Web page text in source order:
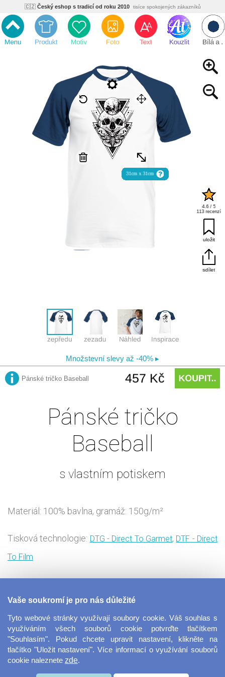
🇨🇿 Český eshop s tradicí od roku 2010 tisíce spokojených zákazníků
Ekologický a zdravotně nezávadný žádná čína, barvy s certifikáty
💡Inovativní výroba vlastní vývoj, nejnovější technologie
Rychlé dodání expedujeme do 24h
Kvalita pod kontrolou jsme přímý výrobce, žádný zprostředkovatel
Český eshop s tradicí od roku 2010 tisíce spokojených zákazníků
Pánské tričko
Baseball
s vlastním potiskem
Materiál: 100% bavlna, gramáž: 150g/m²
Tisková technologie: DTG - Direct To Garmet, DTF - Direct
To Film
Příjemné, klasicky střižené tričko s kontrastními rukávy
a lemem u krku rozbije jednobarevnou nudu. S
návrhem celého trička si díky barevným variantám
Vaše soukromí je pro nás důležité
Tyto webové stránky využívají soubory cookie. Váš souhlas s
využíváním všech souborů cookie potvrďte tlačítkem
"Souhlasím". Pokud chcete upravit nastavení, klikněte na
tlačítko "Uložit nastavení". Více informací o využívání souborů
cookie naleznete zde.